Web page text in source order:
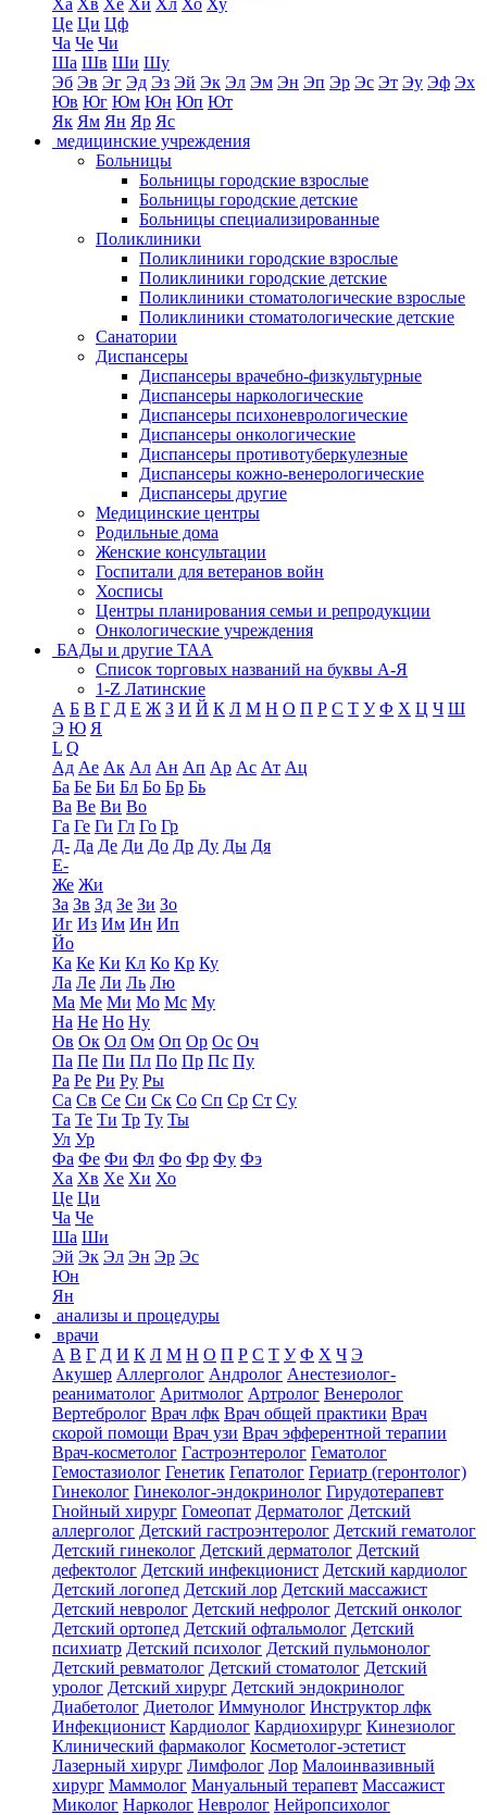
Ха Хв Хе Хи Хл Хо Ху
Це Ци Цф
Ча Че Чи
Ша Шв Ши Шу
Эб Эв Эг Эд Эз Эй Эк Эл Эм Эн Эп Эр Эс Эт Эу Эф Эх
Юв Юг Юм Юн Юп Ют
Як Ям Ян Яр Яс
медицинские учреждения
Больницы
Больницы городские взрослые
Больницы городские детские
Больницы специализированные
Поликлиники
Поликлиники городские взрослые
Поликлиники городские детские
Поликлиники стоматологические взрослые
Поликлиники стоматологические детские
Санатории
Диспансеры
Диспансеры врачебно-физкультурные
Диспансеры наркологические
Диспансеры психоневрологические
Диспансеры онкологические
Диспансеры противотуберкулезные
Диспансеры кожно-венерологические
Диспансеры другие
Медицинские центры
Родильные дома
Женские консультации
Госпитали для ветеранов войн
Хосписы
Центры планирования семьи и репродукции
Онкологические учреждения
БАДы и другие ТАА
Список торговых названий на буквы А-Я
1-Z Латинские
А Б В Г Д Е Ж З И Й К Л М Н О П Р С Т У Ф Х Ц Ч Ш
Э Ю Я
L Q
Ад Ае Ак Ал Ан Ап Ар Ас Ат Ац
Ба Бе Би Бл Бо Бр Бь
Ва Ве Ви Во
Га Ге Ги Гл Го Гр
Д- Да Де Ди До Др Ду Ды Дя
Е-
Же Жи
За Зв Зд Зе Зи Зо
Иг Из Им Ин Ип
Йо
Ка Ке Ки Кл Ко Кр Ку
Ла Ле Ли Ль Лю
Ма Ме Ми Мо Мс Му
На Не Но Ну
Ов Ок Ол Ом Оп Ор Ос Оч
Па Пе Пи Пл По Пр Пс Пу
Ра Ре Ри Ру Ры
Са Св Се Си Ск Со Сп Ср Ст Су
Та Те Ти Тр Ту Ты
Ул Ур
Фа Фе Фи Фл Фо Фр Фу Фэ
Ха Хв Хе Хи Хо
Це Ци
Ча Че
Ша Ши
Эй Эк Эл Эн Эр Эс
Юн
Ян
анализы и процедуры
врачи
А В Г Д И К Л М Н О П Р С Т У Ф Х Ч Э
Акушер Аллерголог Андролог Анестезиолог-
реаниматолог Аритмолог Артролог Венеролог
Вертебролог Врач лфк Врач общей практики Врач
скорой помощи Врач узи Врач эфферентной терапии
Врач-косметолог Гастроэнтеролог Гематолог
Гемостазиолог Генетик Гепатолог Гериатр (геронтолог)
Гинеколог Гинеколог-эндокринолог Гирудотерапевт
Гнойный хирург Гомеопат Дерматолог Детский
аллерголог Детский гастроэнтеролог Детский гематолог
Детский гинеколог Детский дерматолог Детский
дефектолог Детский инфекционист Детский кардиолог
Детский логопед Детский лор Детский массажист
Детский невролог Детский нефролог Детский онколог
Детский ортопед Детский офтальмолог Детский
психиатр Детский психолог Детский пульмонолог
Детский ревматолог Детский стоматолог Детский
уролог Детский хирург Детский эндокринолог
Диабетолог Диетолог Иммунолог Инструктор лфк
Инфекционист Кардиолог Кардиохирург Кинезиолог
Клинический фармаколог Косметолог-эстетист
Лазерный хирург Лимфолог Лор Малоинвазивный
хирург Маммолог Мануальный терапевт Массажист
Миколог Нарколог Невролог Нейропсихолог